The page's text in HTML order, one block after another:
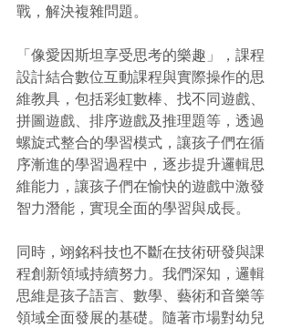
戰，解決複雜問題。
「像愛因斯坦享受思考的樂趣」，課程
設計結合數位互動課程與實際操作的思
維教具，包括彩虹數棒、找不同遊戲、
拼圖遊戲、排序遊戲及推理題等，透過
螺旋式整合的學習模式，讓孩子們在循
序漸進的學習過程中，逐步提升邏輯思
維能力，讓孩子們在愉快的遊戲中激發
智力潛能，實現全面的學習與成長。
同時，翊銘科技也不斷在技術研發與課
程創新領域持續努力。我們深知，邏輯
思維是孩子語言、數學、藝術和音樂等
領域全面發展的基礎。隨著市場對幼兒